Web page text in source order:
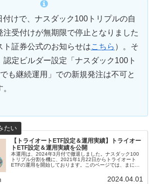
付けで、ナスダック100トリプルの自
注受付けが無期限で停止となりました
ト証券公式のお知らせはこちら ）。そ
認定ビルダー設定「ナスダック100ト
も継続運用」での新規発注は不可と
【トライオートETF設定＆運用実績】トライオー
トETF設定＆運用実績を公開
本運用は、2024年3月付で撤退しました。ナスダック100
トリプル分割を機に、2021年1月22日からトライオート
ETFの運用を開始しております。このページでは、まには
2024.04.01